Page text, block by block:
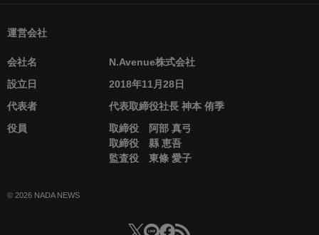
運営会社
会社名
N.Avenue株式会社
設立日
2018年11月28日
代表者
代表取締役社長 神本 侑季
役員
取締役 阿部 真弓
取締役 縣 恵吾
監査役 東條 愛子
© 2026 NADA NEWS